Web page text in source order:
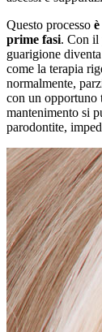
Questo processo
prime fasi. Con il
guarigione
come la terapia
normalmente,
con un opportuno
mantenimento si
parodontite,